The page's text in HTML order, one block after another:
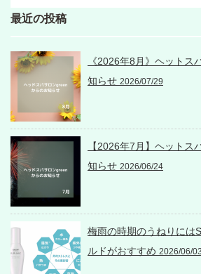
最近の投稿
《2026年8月》ヘットス
知らせ 2026/07/29
【2026年7月】ヘットス
知らせ 2026/06/24
梅雨の時期のうねりには
ルドがおすすめ 2026/06/03